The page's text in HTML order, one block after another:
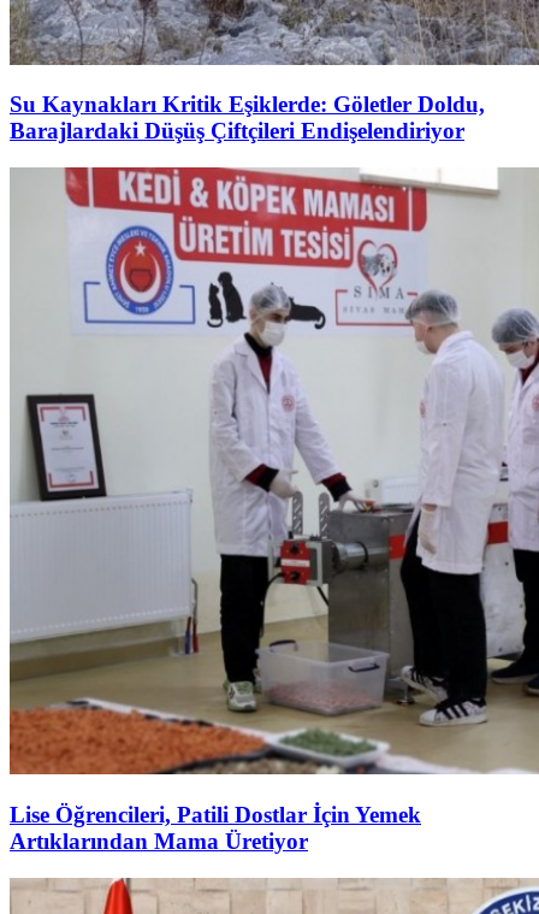
Su Kaynakları Kritik Eşiklerde: Göletler Doldu,
Barajlardaki Düşüş Çiftçileri Endişelendiriyor
Lise Öğrencileri, Patili Dostlar İçin Yemek
Artıklarından Mama Üretiyor